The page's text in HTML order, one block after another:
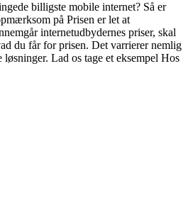
billigste mobile internet? Så er
på Prisen er let at
internetudbydernes priser, skal
du får for prisen. Det varrierer nemlig
Lad os tage et eksempel Hos